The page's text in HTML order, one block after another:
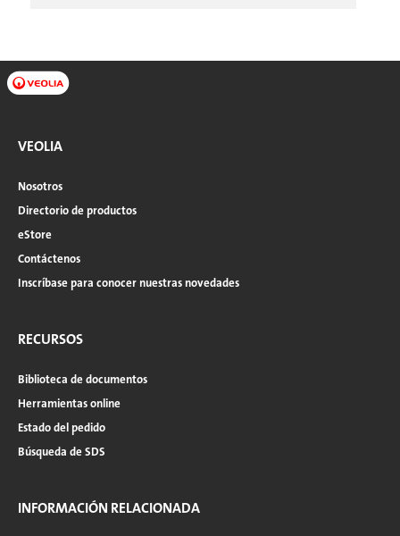
VEOLIA
Nosotros
Directorio de productos
eStore
Contáctenos
Inscríbase para conocer nuestras novedades
RECURSOS
Biblioteca de documentos
Herramientas online
Estado del pedido
Búsqueda de SDS
INFORMACIÓN RELACIONADA